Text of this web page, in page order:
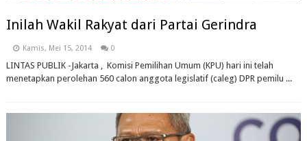
Inilah Wakil Rakyat dari Partai Gerindra
Kamis, Mei 15, 2014 0
LINTAS PUBLIK -Jakarta , Komisi Pemilihan Umum (KPU) hari ini telah
menetapkan perolehan 560 calon anggota legislatif (caleg) DPR pemilu ...